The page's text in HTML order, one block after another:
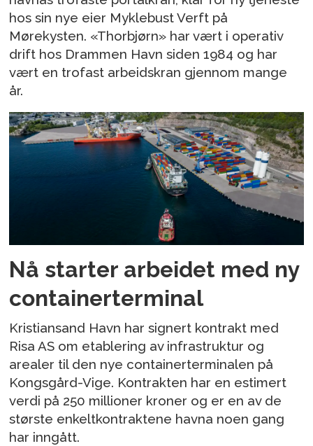
hos sin nye eier Myklebust Verft på
Mørekysten. «Thorbjørn» har vært i operativ
drift hos Drammen Havn siden 1984 og har
vært en trofast arbeidskran gjennom mange
år.
Nå starter arbeidet med ny
containerterminal
Kristiansand Havn har signert kontrakt med
Risa AS om etablering av infrastruktur og
arealer til den nye containerterminalen på
Kongsgård-Vige. Kontrakten har en estimert
verdi på 250 millioner kroner og er en av de
største enkeltkontraktene havna noen gang
har inngått.